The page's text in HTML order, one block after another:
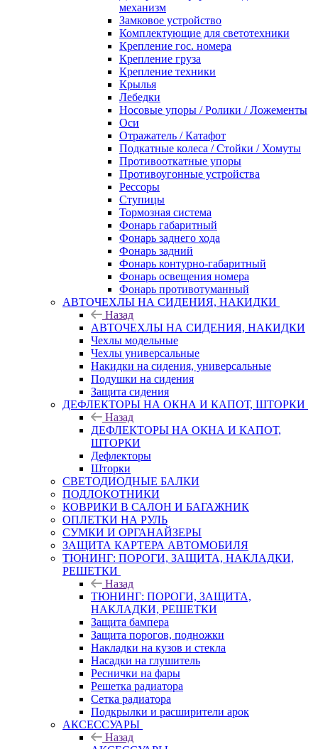
механизм
Замковое устройство
Комплектующие для светотехники
Крепление гос. номера
Крепление груза
Крепление техники
Крылья
Лебедки
Носовые упоры / Ролики / Ложементы
Оси
Отражатель / Катафот
Подкатные колеса / Стойки / Хомуты
Противооткатные упоры
Противоугонные устройства
Рессоры
Ступицы
Тормозная система
Фонарь габаритный
Фонарь заднего хода
Фонарь задний
Фонарь контурно-габаритный
Фонарь освещения номера
Фонарь противотуманный
АВТОЧЕХЛЫ НА СИДЕНИЯ, НАКИДКИ
Назад
АВТОЧЕХЛЫ НА СИДЕНИЯ, НАКИДКИ
Чехлы модельные
Чехлы универсальные
Накидки на сидения, универсальные
Подушки на сидения
Защита сидения
ДЕФЛЕКТОРЫ НА ОКНА И КАПОТ, ШТОРКИ
Назад
ДЕФЛЕКТОРЫ НА ОКНА И КАПОТ,
ШТОРКИ
Дефлекторы
Шторки
СВЕТОДИОДНЫЕ БАЛКИ
ПОДЛОКОТНИКИ
КОВРИКИ В САЛОН И БАГАЖНИК
ОПЛЕТКИ НА РУЛЬ
СУМКИ И ОРГАНАЙЗЕРЫ
ЗАЩИТА КАРТЕРА АВТОМОБИЛЯ
ТЮНИНГ: ПОРОГИ, ЗАЩИТА, НАКЛАДКИ,
РЕШЕТКИ
Назад
ТЮНИНГ: ПОРОГИ, ЗАЩИТА,
НАКЛАДКИ, РЕШЕТКИ
Защита бампера
Защита порогов, подножки
Накладки на кузов и стекла
Насадки на глушитель
Реснички на фары
Решетка радиатора
Сетка радиатора
Подкрылки и расширители арок
АКСЕССУАРЫ
Назад